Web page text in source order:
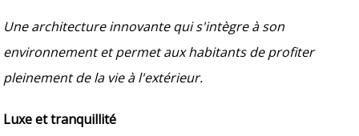
Une architecture innovante qui s'intègre à son
environnement et permet aux habitants de profiter
pleinement de la vie à l'extérieur.
Luxe et tranquillité